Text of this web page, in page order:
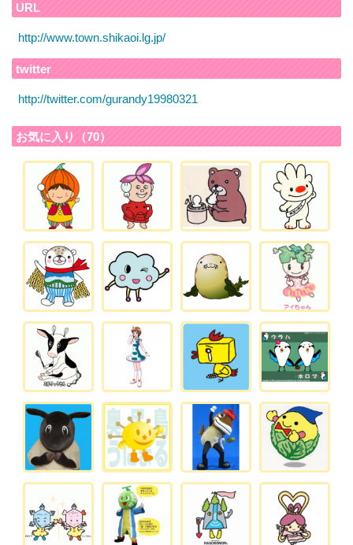
URL
http://www.town.shikaoi.lg.jp/
twitter
http://twitter.com/gurandy19980321
お気に入り（70）